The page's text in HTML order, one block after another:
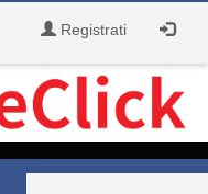
Registrati